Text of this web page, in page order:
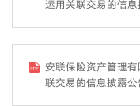
运用关联交易的信息
安联保险资产管理
联交易的信息披露公